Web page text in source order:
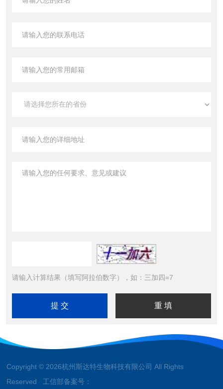
请输入计算结果（填写阿拉伯数字），如：三加四=7
Copyright © 2026杭州斯达特生物科技有限公司 All Rights
Reserved 工信部备案号：